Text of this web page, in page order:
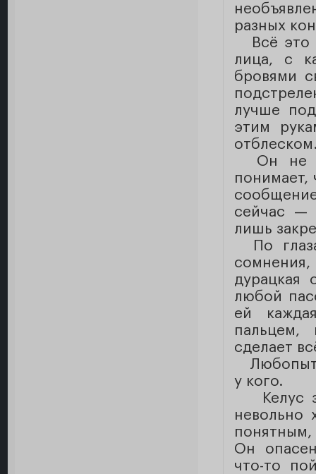
разных
Всё это
лица, с
бровями
лучше
этим
Он не
понимает,
сейчас —
лишь
По
дурацкая
любой
ей
пальцем,
сделает
у кого.
Келус
невольно
Он
что-то